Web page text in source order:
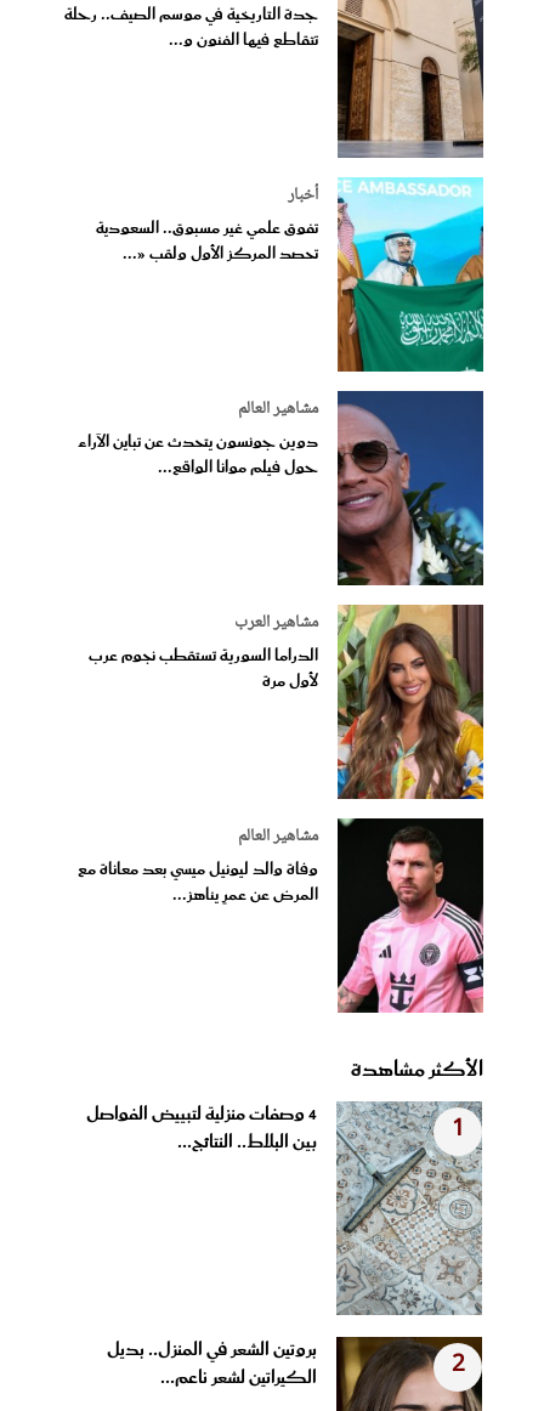
جدة التاريخية في موسم الصيف.. رحلة
تتقاطع فيها الفنون و...
أخبار
تفوق علمي غير مسبوق.. السعودية
تحصد المركز الأول ولقب «...
مشاهير العالم
دوين جونسون يتحدث عن تباين الآراء
حول فيلم موانا الواقع...
مشاهير العرب
الدراما السورية تستقطب نجوم عرب
لأول مرة
مشاهير العالم
وفاة والد ليونيل ميسي بعد معاناة مع
المرض عن عمرٍ يناهز...
الأكثر مشاهدة
1
4 وصفات منزلية لتبييض الفواصل
بين البلاط.. النتائج...
2
بروتين الشعر في المنزل.. بديل
الكيراتين لشعر ناعم...